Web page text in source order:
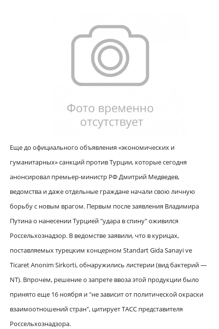
Еще до официального объявления «экономических и
гуманитарных» санкций против Турции, которые сегодня
анонсировал премьер-министр РФ Дмитрий Медведев,
ведомства и даже отдельные граждане начали свою личную
борьбу с новым врагом. Первым после заявления Владимира
Путина о нанесении Турцией "удара в спину" оживился
Россельхознадзор. В ведомстве заявили, что в курицах,
поставляемых турецким концерном Standart Gida Sanayi ve
Ticaret Anonim Sirkorti, обнаружились листерии (вид бактерий —
NT). Впрочем, решение о запрете ввоза этой продукции было
принято еще 16 ноября и "не зависит от политической окраски
взаимоотношений стран", цитирует ТАСС представителя
Россельхознадзора.